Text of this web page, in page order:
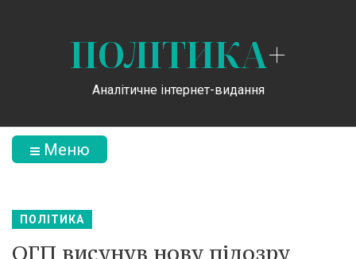
ПОЛІТИКА+
Аналітичне інтернет-видання
Меню
ПОЛІТИКА
ОГП висунув нову підозру